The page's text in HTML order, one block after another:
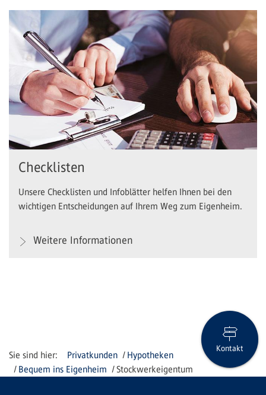
Checklisten
Unsere Checklisten und Infoblätter helfen Ihnen bei den
wichtigen Entscheidungen auf Ihrem Weg zum Eigenheim.
Weitere Informationen
Privatkunden
Hypotheken
Bequem ins Eigenheim
Stockwerkeigentum
Kontakt